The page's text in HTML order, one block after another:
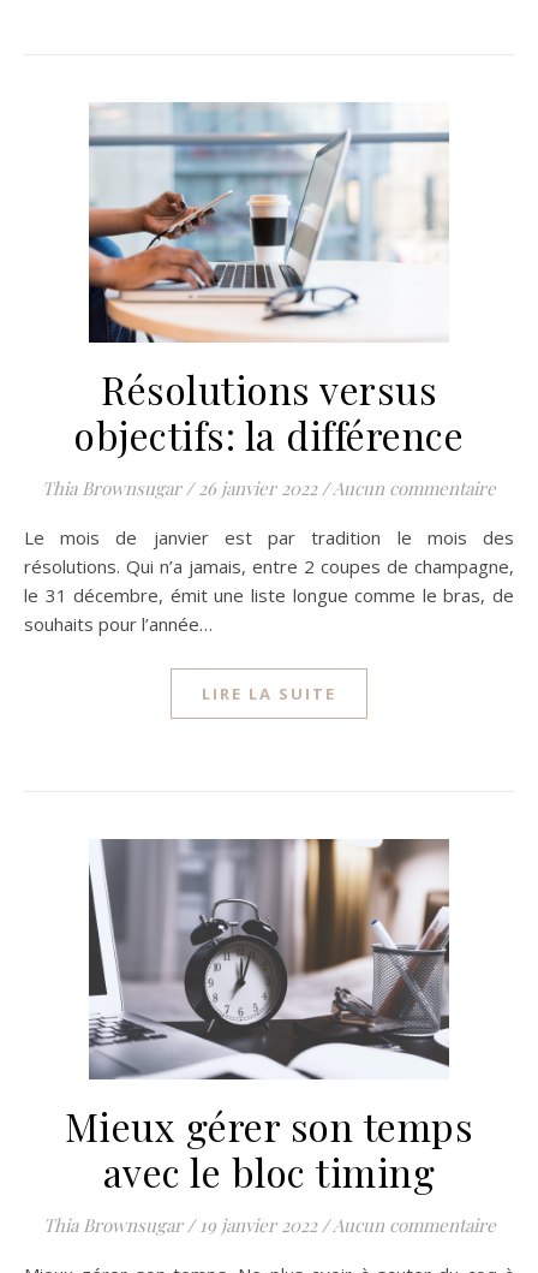
Résolutions versus
objectifs: la différence
Thia Brownsugar / 26 janvier 2022 / Aucun commentaire
Le mois de janvier est par tradition le mois des
résolutions. Qui n’a jamais, entre 2 coupes de champagne,
le 31 décembre, émit une liste longue comme le bras, de
souhaits pour l’année…
LIRE LA SUITE
Mieux gérer son temps
avec le bloc timing
Thia Brownsugar / 19 janvier 2022 / Aucun commentaire